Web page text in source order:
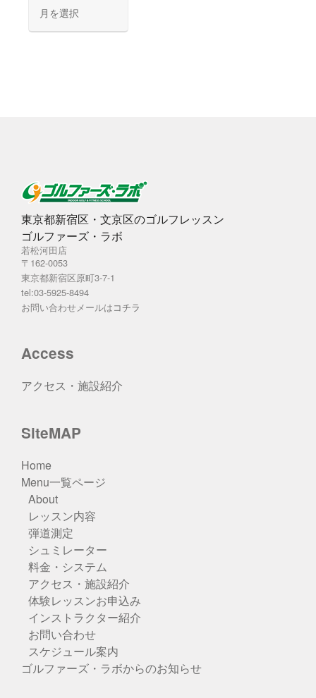
カ
東京都新宿区・文京区のゴルフレッスン
ゴルファーズ・ラボ
若松河田店
〒162-0053
東京都新宿区原町3-7-1
tel:03-5925-8494
お問い合わせメールはコチラ
Access
アクセス・施設紹介
SiteMAP
Home
Menu一覧ページ
About
レッスン内容
弾道測定
シュミレーター
料金・システム
アクセス・施設紹介
体験レッスンお申込み
インストラクター紹介
お問い合わせ
スケジュール案内
ゴルファーズ・ラボからのお知らせ